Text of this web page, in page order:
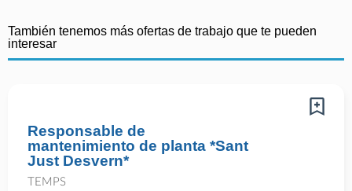
También tenemos más ofertas de trabajo que te pueden
interesar
Responsable de
mantenimiento de planta *Sant
Just Desvern*
TEMPS